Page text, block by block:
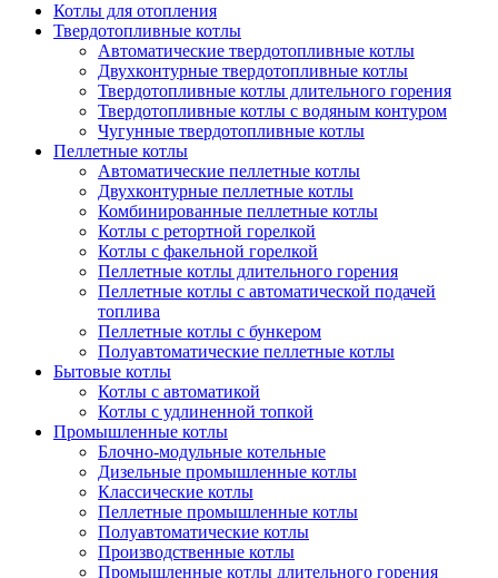
Котлы для отопления
Твердотопливные котлы
Автоматические твердотопливные котлы
Двухконтурные твердотопливные котлы
Твердотопливные котлы длительного горения
Твердотопливные котлы с водяным контуром
Чугунные твердотопливные котлы
Пеллетные котлы
Автоматические пеллетные котлы
Двухконтурные пеллетные котлы
Комбинированные пеллетные котлы
Котлы с ретортной горелкой
Котлы с факельной горелкой
Пеллетные котлы длительного горения
Пеллетные котлы с автоматической подачей
топлива
Пеллетные котлы с бункером
Полуавтоматические пеллетные котлы
Бытовые котлы
Котлы с автоматикой
Котлы с удлиненной топкой
Промышленные котлы
Блочно-модульные котельные
Дизельные промышленные котлы
Классические котлы
Пеллетные промышленные котлы
Полуавтоматические котлы
Производственные котлы
Промышленные котлы длительного горения